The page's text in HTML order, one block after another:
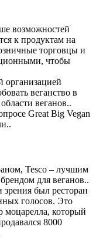
возможностей
к продуктам на
торговцы и
чтобы
организацией
веганство в
веганов..
Great Big Vegan
Tesco – лучшим
для веганов..
был ресторан
голосов. Это
моцарелла, который
8000